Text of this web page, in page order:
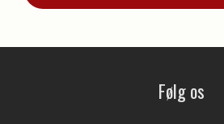
Følg os